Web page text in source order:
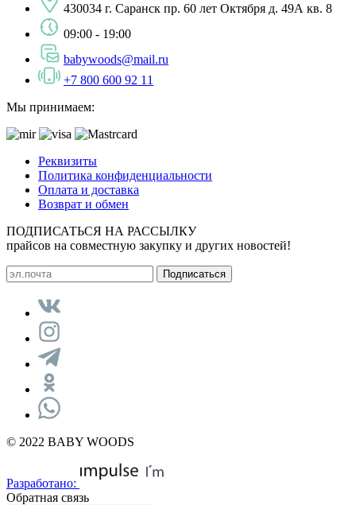
430034 г. Саранск пр. 60 лет Октября д. 49А кв. 8
09:00 - 19:00
babywoods@mail.ru
+7 800 600 92 11
Мы принимаем:
Реквизиты
Политика конфиденциальности
Оплата и доставка
Возврат и обмен
ПОДПИСАТЬСЯ НА РАССЫЛКУ
прайсов на совместную закупку и других новостей!
© 2022 BABY WOODS
Разработано:
Обратная связь